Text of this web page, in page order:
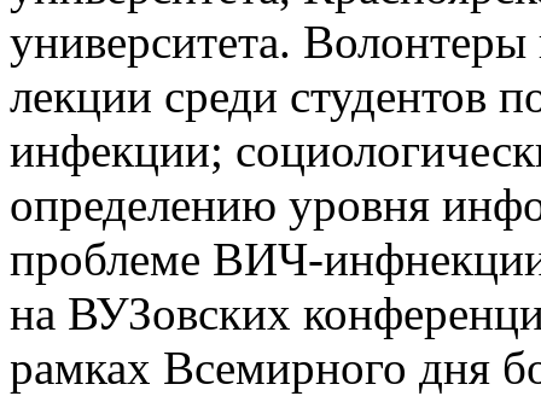
университета.
лекции среди студентов
инфекции;
определению уровня
проблеме ВИЧ-
на ВУЗовских
рамках Всемирного дня